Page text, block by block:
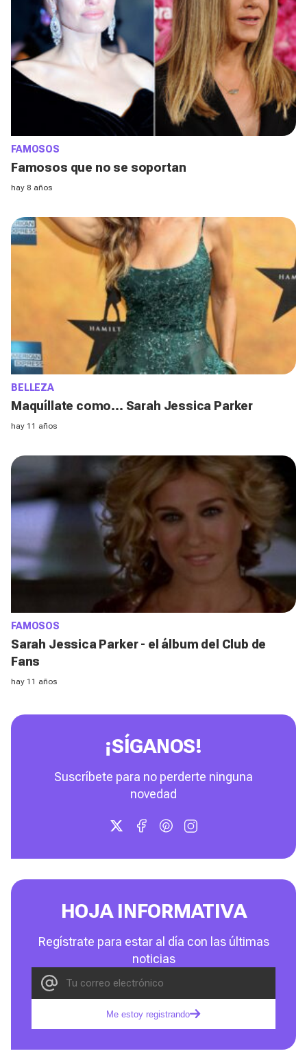
FAMOSOS
Famosos que no se soportan
hay 8 años
BELLEZA
Maquíllate como... Sarah Jessica Parker
hay 11 años
FAMOSOS
Sarah Jessica Parker - el álbum del Club de
Fans
hay 11 años
¡SÍGANOS!
Suscríbete para no perderte ninguna
novedad
HOJA INFORMATIVA
Regístrate para estar al día con las últimas
noticias
Me estoy registrando